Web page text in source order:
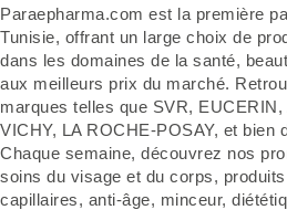
Paraepharma.com est la première
Tunisie, offrant un large choix de
dans les domaines de la santé,
aux meilleurs prix du marché.
marques telles que SVR,
VICHY, LA ROCHE-POSAY, et bien
Chaque semaine, découvrez nos
soins du visage et du corps, produits
capillaires, anti-âge, minceur,